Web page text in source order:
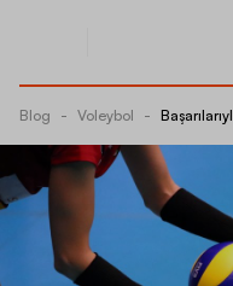
Blog - Voleybol -